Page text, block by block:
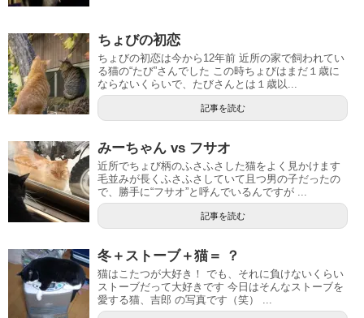
ちょびの初恋
ちょびの初恋は今から12年前 近所の家で飼われてい
る猫の“たび”さんでした この時ちょびはまだ１歳に
ならないくらいで、たびさんとは１歳以...
記事を読む
みーちゃん vs フサオ
近所でちょび柄のふさふさした猫をよく見かけます
毛並みが長くふさふさしていて且つ男の子だったの
で、勝手に“フサオ”と呼んでいるんですが ...
記事を読む
冬＋ストーブ＋猫＝ ？
猫はこたつが大好き！ でも、それに負けないくらい
ストーブだって大好きです 今日はそんなストーブを
愛する猫、吉郎 の写真です（笑） ...